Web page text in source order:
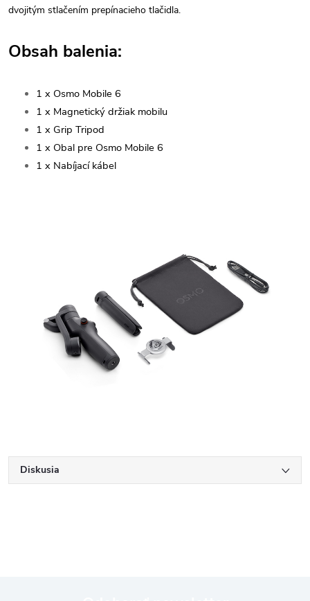
dvojitým stlačením prepínacieho tlačidla.
Obsah balenia:
1 x Osmo Mobile 6
1 x Magnetický držiak mobilu
1 x Grip Tripod
1 x Obal pre Osmo Mobile 6
1 x Nabíjací kábel
Diskusia